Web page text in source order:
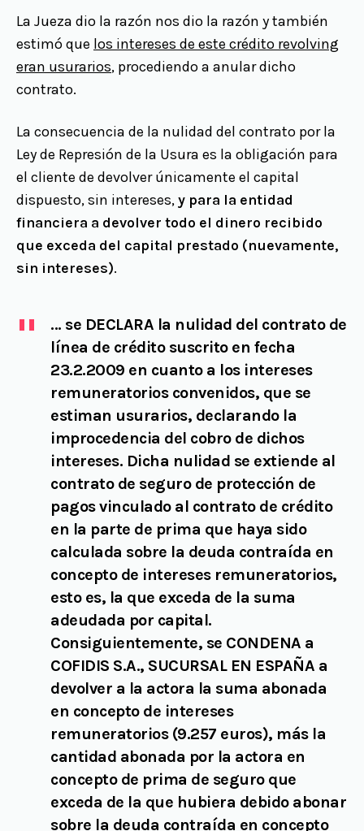
La Jueza dio la razón nos dio la razón y también
estimó que los intereses de este crédito revolving
eran usurarios, procediendo a anular dicho
contrato.
La consecuencia de la nulidad del contrato por la
Ley de Represión de la Usura es la obligación para
el cliente de devolver únicamente el capital
dispuesto, sin intereses,y para la entidad
financiera a devolver todo el dinero recibido
que exceda del capital prestado (nuevamente,
sin intereses).
… se DECLARA la nulidad del contrato de
línea de crédito suscrito en fecha
23.2.2009 en cuanto a los intereses
remuneratorios convenidos, que se
estiman usurarios, declarando la
improcedencia del cobro de dichos
intereses. Dicha nulidad se extiende al
contrato de seguro de protección de
pagos vinculado al contrato de crédito
en la parte de prima que haya sido
calculada sobre la deuda contraída en
concepto de intereses remuneratorios,
esto es, la que exceda de la suma
adeudada por capital.
Consiguientemente, se CONDENA a
COFIDIS S.A., SUCURSAL EN ESPAÑA a
devolver a la actora la suma abonada
en concepto de intereses
remuneratorios (9.257 euros), más la
cantidad abonada por la actora en
concepto de prima de seguro que
exceda de la que hubiera debido abonar
sobre la deuda contraída en concepto